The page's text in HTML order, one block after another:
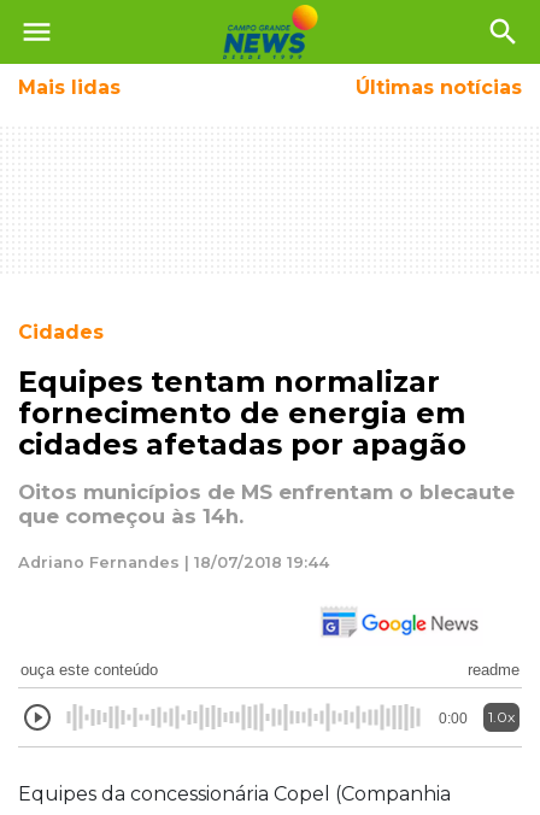
menu search
Mais lidas Últimas notícias
Cidades
Equipes tentam normalizar
fornecimento de energia em
cidades afetadas por apagão
Oitos municípios de MS enfrentam o blecaute
que começou às 14h.
Adriano Fernandes | 18/07/2018 19:44
ouça este conteúdo readme
0:00 1.0x
Equipes da concessionária Copel (Companhia